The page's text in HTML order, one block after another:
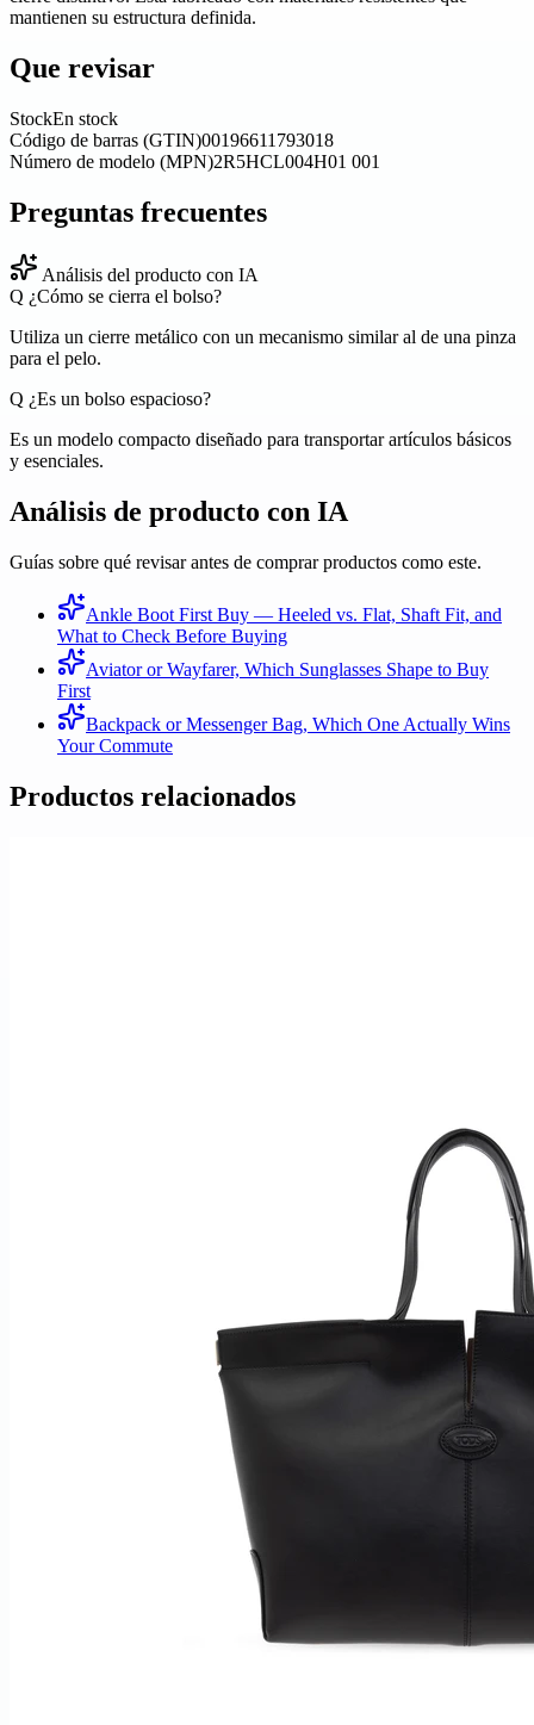
mantienen su estructura definida.
Que revisar
StockEn stock
Código de barras (GTIN)00196611793018
Número de modelo (MPN)2R5HCL004H01 001
Preguntas frecuentes
Análisis del producto con IA
Q ¿Cómo se cierra el bolso?
Utiliza un cierre metálico con un mecanismo similar al de una pinza
para el pelo.
Q ¿Es un bolso espacioso?
Es un modelo compacto diseñado para transportar artículos básicos
y esenciales.
Análisis de producto con IA
Guías sobre qué revisar antes de comprar productos como este.
Ankle Boot First Buy — Heeled vs. Flat, Shaft Fit, and
What to Check Before Buying
Aviator or Wayfarer, Which Sunglasses Shape to Buy
First
Backpack or Messenger Bag, Which One Actually Wins
Your Commute
Productos relacionados